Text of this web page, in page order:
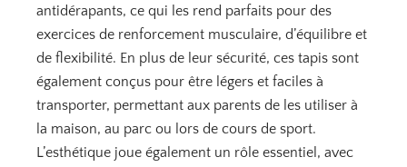
antidérapants, ce qui les rend parfaits pour des
exercices de renforcement musculaire, d’équilibre et
de flexibilité. En plus de leur sécurité, ces tapis sont
également conçus pour être légers et faciles à
transporter, permettant aux parents de les utiliser à
la maison, au parc ou lors de cours de sport.
L’esthétique joue également un rôle essentiel, avec